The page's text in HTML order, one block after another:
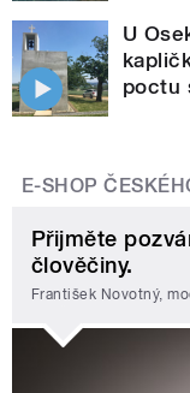
U
poctu
E-SHOP
Přijměte
člověčiny.
František Novotný,